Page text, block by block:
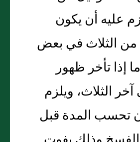
عليه أن يكون
من الثلاث في بعض
إذا تأخر ظهور
الثلاث، ويلزم
تحسب المدة قبل